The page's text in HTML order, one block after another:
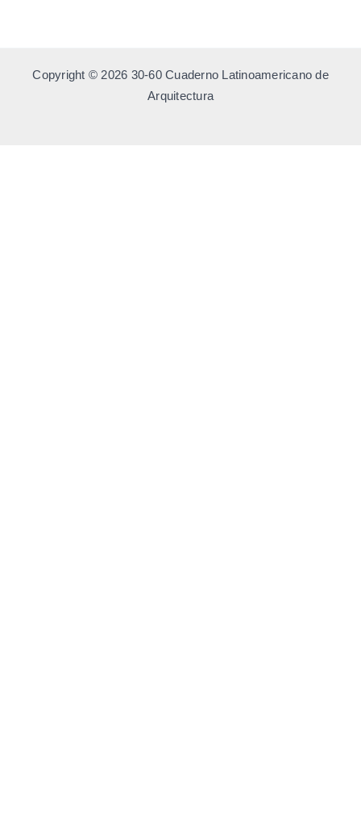
Copyright © 2026 30-60 Cuaderno Latinoamericano de
Arquitectura